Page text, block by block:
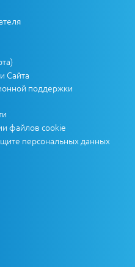
Сайта
поддержки
файлов cookie
персональных данных